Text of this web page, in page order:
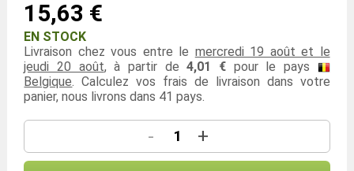
15,63 €
EN STOCK
Livraison chez vous entre le mercredi 19 août et le
jeudi 20 août, à partir de4,01 € pour le pays
Belgique . Calculez vos frais de livraison dans votre
panier, nous livrons dans 41 pays.
- +